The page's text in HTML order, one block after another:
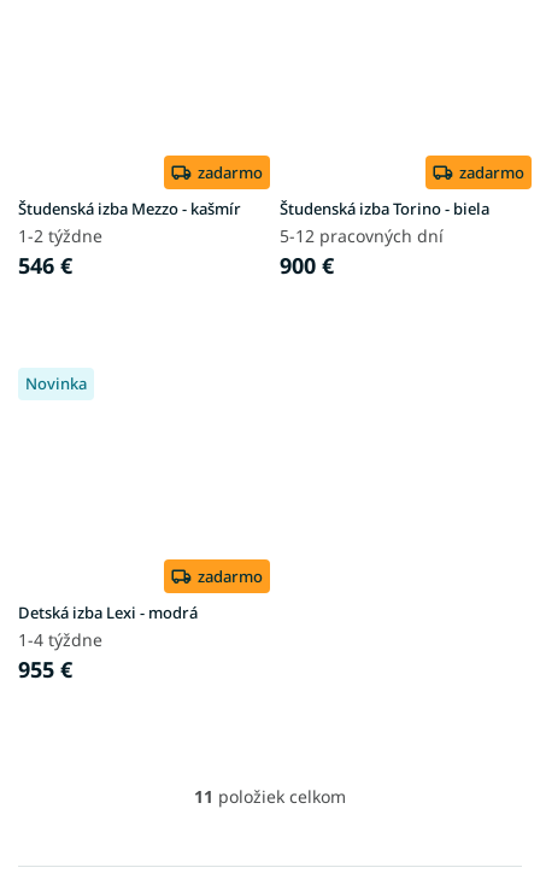
zadarmo
Študenská izba Mezzo - kašmír
1-2 týždne
546 €
zadarmo
Študenská izba Torino - biela
5-12 pracovných dní
900 €
Novinka
zadarmo
Detská izba Lexi - modrá
1-4 týždne
955 €
O
á
11 položiek celkom